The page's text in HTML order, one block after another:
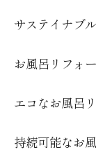
サステイナブ
お風呂リフォ
エコなお風呂
持続可能なお